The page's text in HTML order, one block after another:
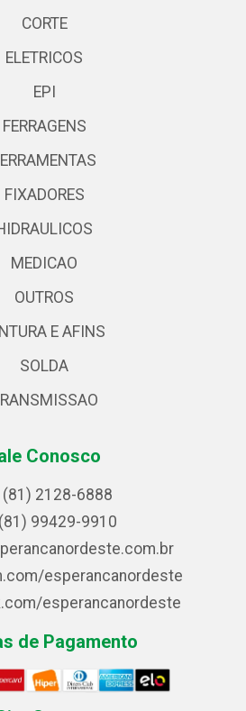
CORTE
ELETRICOS
EPI
FERRAGENS
FIXADORES
MEDICAO
OUTROS
E AFINS
SOLDA
Conosco
(81) 2128-6888
(81) 99429-9910
esperancanordeste
esperancanordeste
de Pagamento